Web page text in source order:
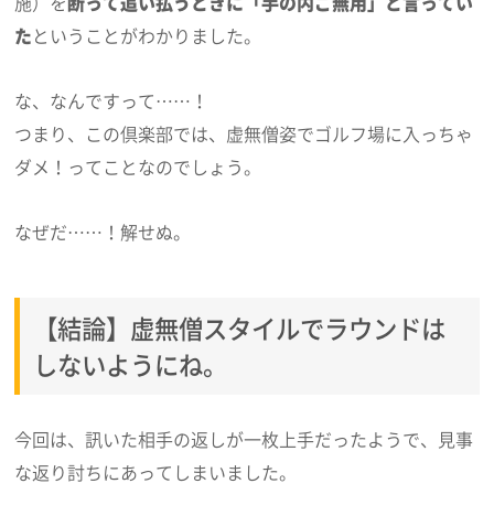
たということがわかりました。
な、なんですって……！
つまり、この倶楽部では、虚無僧姿でゴルフ場に入っちゃ
ダメ！ってことなのでしょう。
なぜだ……！解せぬ。
【結論】虚無僧スタイルでラウンドは
しないようにね。
今回は、訊いた相手の返しが一枚上手だったようで、見事
な返り討ちにあってしまいました。